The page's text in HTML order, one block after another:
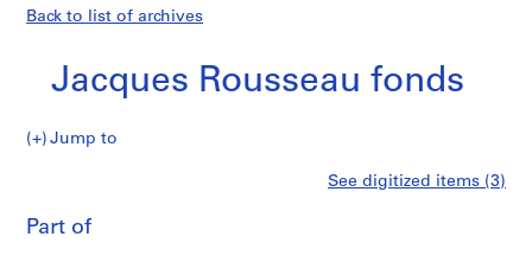
Back to list of archives
Jacques Rousseau fonds
Jacques
Jump to
i
Rousseau
See digitized items (3)
Part of